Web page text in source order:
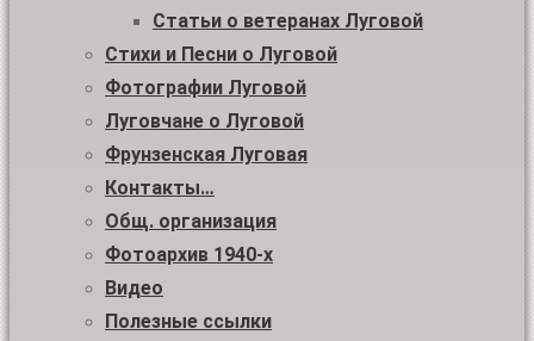
Статьи о ветеранах Луговой
Стихи и Песни о Луговой
Фотографии Луговой
Луговчане о Луговой
Фрунзенская Луговая
Контакты…
Общ. организация
Фотоархив 1940-х
Видео
Полезные ссылки